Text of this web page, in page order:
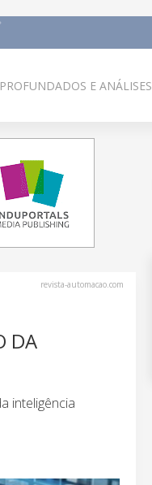
E ANÁLISES
revista-automacao.com
DA
inteligência